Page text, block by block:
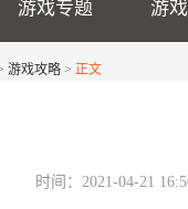
游戏专题 游
游戏攻略 > 正文
时间：2021-04-21